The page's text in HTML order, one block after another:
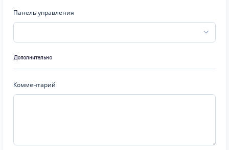
Панель управления
Дополнительно
Комментарий